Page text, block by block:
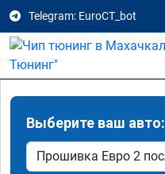
Telegram: EuroCT_bot
Выберите ваш авто: